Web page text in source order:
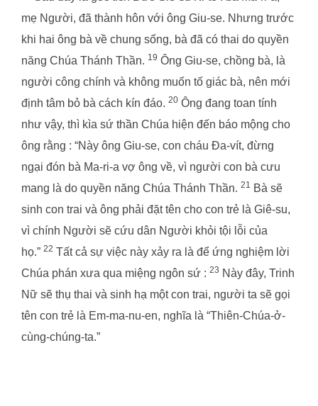
mẹ Người, đã thành hôn với ông Giu-se. Nhưng trước
khi hai ông bà về chung sống, bà đã có thai do quyền
năng Chúa Thánh Thần. 19 Ông Giu-se, chồng bà, là
người công chính và không muốn tố giác bà, nên mới
định tâm bỏ bà cách kín đáo. 20 Ông đang toan tính
như vậy, thì kìa sứ thần Chúa hiện đến báo mộng cho
ông rằng : “Này ông Giu-se, con cháu Đa-vít, đừng
ngại đón bà Ma-ri-a vợ ông về, vì người con bà cưu
mang là do quyền năng Chúa Thánh Thần. 21
Bà sẽ
sinh con trai và ông phải đặt tên cho con trẻ là Giê-su,
vì chính Người sẽ cứu dân Người khỏi tội lỗi của
họ.” 22 Tất cả sự việc này xảy ra là để ứng nghiệm lời
Chúa phán xưa qua miệng ngôn sứ : 23 Này đây, Trinh
Nữ sẽ thụ thai và sinh hạ một con trai, người ta sẽ gọi
tên con trẻ là Em-ma-nu-en, nghĩa là “Thiên-Chúa-ở-
cùng-chúng-ta.”